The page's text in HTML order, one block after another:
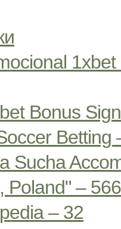
Bonus
Betting
Sucha
Poland" – 566
– 32